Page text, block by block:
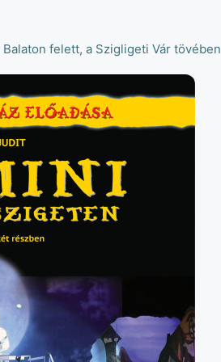
felett, a Szigligeti Vár tövében